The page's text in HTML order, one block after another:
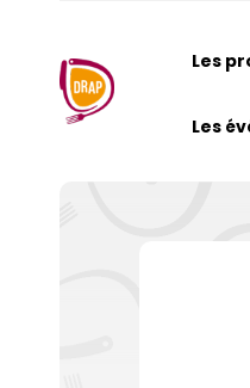
Les
Les